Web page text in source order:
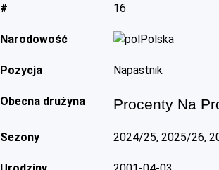
# 16
Narodowość Polska
Pozycja Napastnik
Obecna drużyna Procenty Na
Sezony 2024/25, 2025/26,